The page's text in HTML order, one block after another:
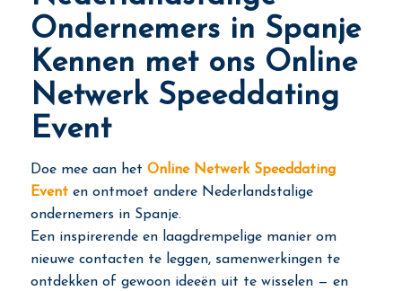
Ondernemers in Spanje
Kennen met ons Online
Netwerk Speeddating
Event
Doe mee aan het Online Netwerk Speeddating
Eventen ontmoet andere Nederlandstalige
ondernemers in Spanje.
Een inspirerende en laagdrempelige manier om
nieuwe contacten te leggen, samenwerkingen te
ontdekken of gewoon ideeën uit te wisselen — en